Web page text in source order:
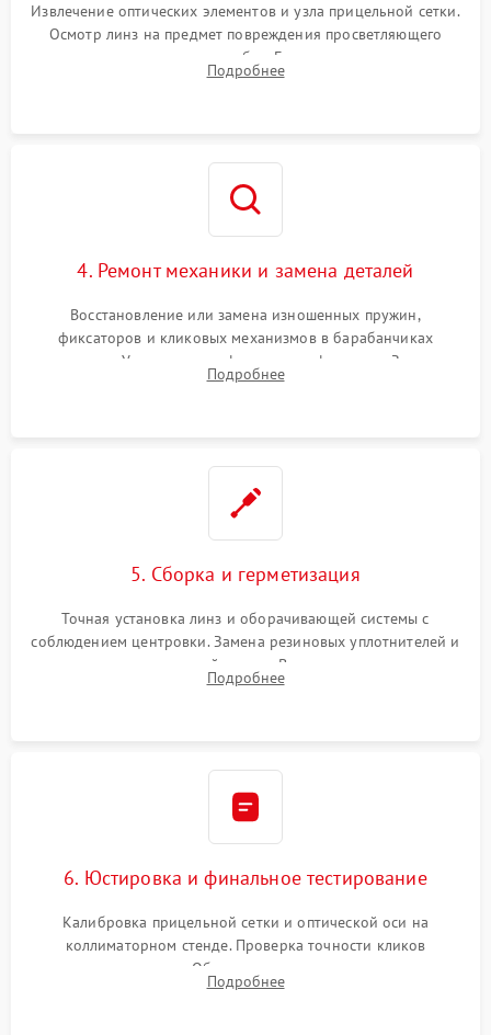
Извлечение оптических элементов и узла прицельной сетки.
Осмотр линз на предмет повреждения просветляющего
покрытия или появления грибка. Бережная очистка стекол
спецрастворами. Проверка целостности гравированной
Подробнее
4. Ремонт механики и замена деталей
Восстановление или замена изношенных пружин,
фиксаторов и кликовых механизмов в барабанчиках
поправок. Устранение люфтов в трансфокаторе. Замена
поврежденных линз, разбитой сетки или восстановление
Подробнее
5. Сборка и герметизация
Точная установка линз и оборачивающей системы с
соблюдением центровки. Замена резиновых уплотнителей и
нанесение влагозащитной смазки. Вакуумирование корпуса
и заполнение его осушенным азотом или аргоном для
Подробнее
6. Юстировка и финальное тестирование
Калибровка прицельной сетки и оптической оси на
коллиматорном стенде. Проверка точности кликов
механизма поправок. Обязательное испытание прицела на
ударном стенде для проверки устойчивости к отдаче и
Подробнее